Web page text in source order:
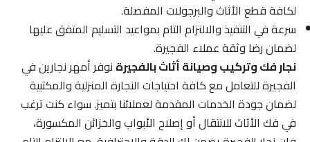
لكافة قطع الأثاث والبرجولات المفصلة.
سرعة في التنفيذ والالتزام التام بمواعيد التسليم المتفق عليها
لضمان رضا وثقة عملاء الفجيرة.
نجار فك وتركيب وصيانة أثاث بالفجيرةنوفر أمهر نجارين في
الفجيرة للتعامل مع كافة احتياجات النجارة المنزلية والمكتبية
لضمان جودة الخدمات المقدمة لعملائنا بتميز. سواء كنت ترغب
في فك الأثاث للانتقال أو إصلاح الأبواب والخزائن المكسورة،